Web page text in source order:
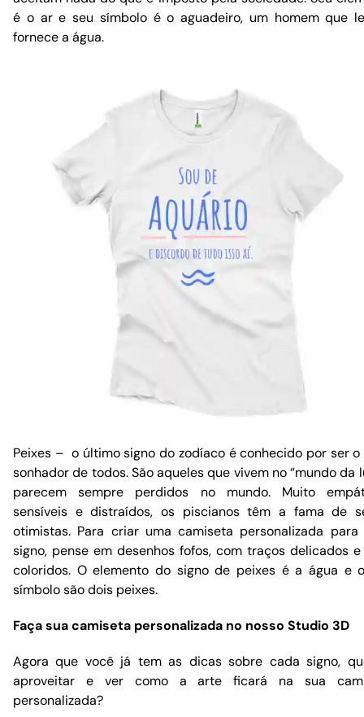
é o ar e seu símbolo é o aguadeiro, um homem que
fornece a água.
Peixes – o último signo do zodíaco é conhecido por ser o
sonhador de todos. São aqueles que vivem no “mundo da
parecem sempre perdidos no mundo. Muito
sensíveis e distraídos, os piscianos têm a fama de
otimistas. Para criar uma camiseta personalizada para
signo, pense em desenhos fofos, com traços delicados
coloridos. O elemento do signo de peixes é a água e
símbolo são dois peixes.
Faça sua camiseta personalizada no nosso Studio 3D
Agora que você já tem as dicas sobre cada signo,
aproveitar e ver como a arte ficará na sua
personalizada?